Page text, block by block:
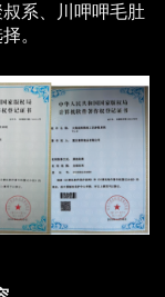
系、川呷呷毛肚
。